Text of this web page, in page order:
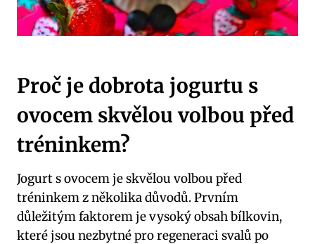
Proč je dobrota jogurtu s
ovocem skvělou volbou před
tréninkem?
Jogurt s ovocem je skvělou volbou před
tréninkem z několika důvodů. Prvním
důležitým faktorem je vysoký obsah bílkovin,
které jsou nezbytné pro regeneraci svalů po